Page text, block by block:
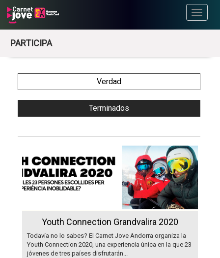
Toggle
PARTICIPA
Verdad
Terminados
Youth Connection Grandvalira 2020
Todavía no lo sabes? El Carnet Jove Andorra organiza la
Youth Connection 2020, una experiencia única en la que 23
jóvenes de tres países disfrutarán...